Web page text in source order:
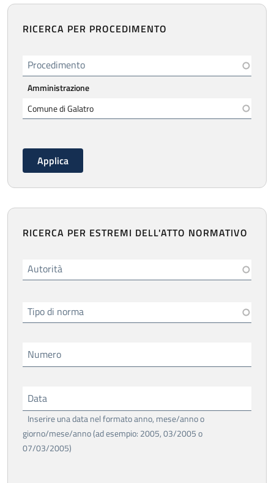
RICERCA PER PROCEDIMENTO
Procedimento
Amministrazione
RICERCA PER ESTREMI DELL'ATTO NORMATIVO
Autorità
Tipo di norma
Numero
Data
Inserire una data nel formato anno, mese/anno o
giorno/mese/anno (ad esempio: 2005, 03/2005 o
07/03/2005)